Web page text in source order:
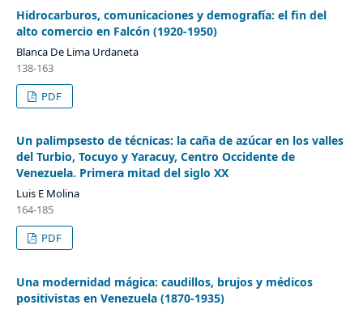
Hidrocarburos, comunicaciones y demografía: el fin del
alto comercio en Falcón (1920-1950)
Blanca De Lima Urdaneta
138-163
PDF
Un palimpsesto de técnicas: la caña de azúcar en los valles
del Turbio, Tocuyo y Yaracuy, Centro Occidente de
Venezuela. Primera mitad del siglo XX
Luis E Molina
164-185
PDF
Una modernidad mágica: caudillos, brujos y médicos
positivistas en Venezuela (1870-1935)